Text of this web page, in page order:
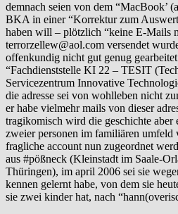
demnach seien von dem “MacBook’
BKA in einer “Korrektur zum
haben will – plötzlich “keine E-Mails
terrorzellew@aol.com versendet
offenkundig nicht gut genug
“Fachdienststelle KI 22 – TESIT
Servicezentrum Innovative
die adresse sei von wohlleben nicht
er habe vielmehr mails von dieser
tragikomisch wird die geschichte aber
zweier personen im familiären umfeld
fragliche account nun zugeordnet
aus #pößneck (Kleinstadt im Saale-
Thüringen), im april 2006 sei sie
kennen gelernt habe, von dem sie
sie zwei kinder hat, nach